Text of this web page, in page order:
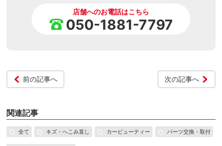
店舗へのお電話はこちら
050-1881-7797
前の記事へ 次の記事へ
関連記事
全て キズ・へこみ直し カービューティー パーツ交換・取付